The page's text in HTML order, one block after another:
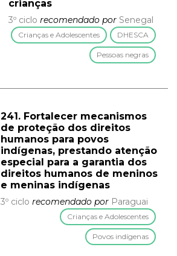
crianças
3º ciclo recomendado por Senegal
Crianças e Adolescentes DHESCA
Pessoas negras
241. Fortalecer mecanismos
de proteção dos direitos
humanos para povos
indígenas, prestando atenção
especial para a garantia dos
direitos humanos de meninos
e meninas indígenas
3º ciclo recomendado por Paraguai
Crianças e Adolescentes
Povos indígenas